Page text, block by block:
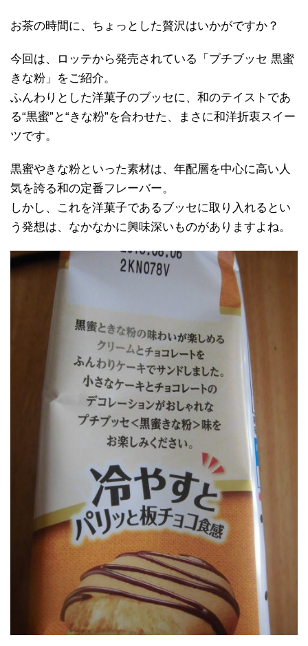
お茶の時間に、ちょっとした贅沢はいかがですか？
今回は、ロッテから発売されている「プチブッセ 黒蜜
きな粉」をご紹介。
ふんわりとした洋菓子のブッセに、和のテイストであ
る“黒蜜”と“きな粉”を合わせた、まさに和洋折衷スイー
ツです。
黒蜜やきな粉といった素材は、年配層を中心に高い人
気を誇る和の定番フレーバー。
しかし、これを洋菓子であるブッセに取り入れるとい
う発想は、なかなかに興味深いものがありますよね。